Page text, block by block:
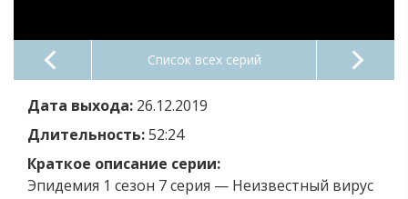
Список всех серий
Дата выхода: 26.12.2019
Длительность:52:24
Краткое описание серии:
Эпидемия 1 сезон 7 серия — Неизвестный вирус